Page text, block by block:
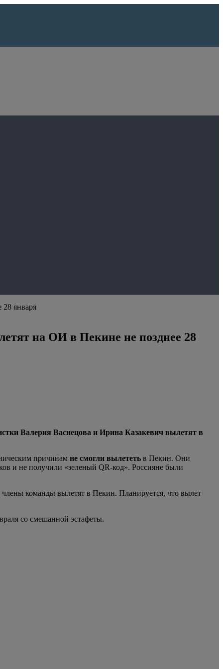
января
на ОИ в Пекине не позднее 28
Валерия Васнецова и Ирина Казакевич вылетят в
причинам не смогли вылететь в Пекин. Они
и не получили «зеленый QR-код». Россияне были
команды вылетят в Пекин. Планируется, что вылет
со смешанной эстафеты.